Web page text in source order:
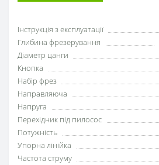
Інструкція з експлуатації
Глибина фрезерування
Діаметр цанги
Кнопка
Набір фрез
Направляюча
Напруга
Перехідник під пилосос
Потужність
Упорна лінійка
Частота струму